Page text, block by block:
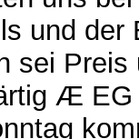
und
sei
Æ